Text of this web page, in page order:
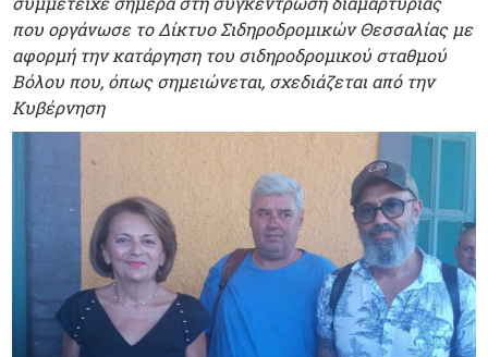
που οργάνωσε το Δίκτυο Σιδηροδρομικών Θεσσαλίας με
αφορμή την κατάργηση του σιδηροδρομικού σταθμού
Βόλου που, όπως σημειώνεται, σχεδιάζεται από την
Κυβέρνηση